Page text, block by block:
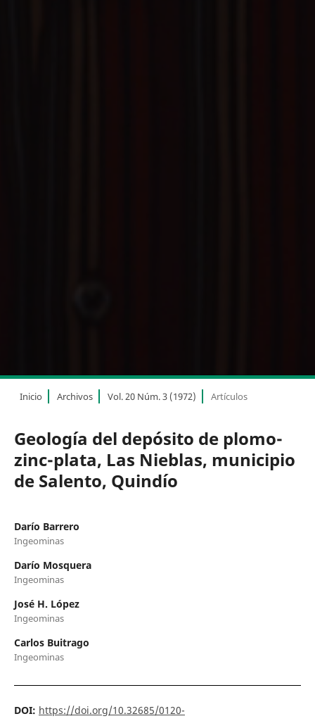
Inicio Archivos Vol. 20 Núm. 3 (1972) Artículos
Geología del depósito de plomo-
zinc-plata, Las Nieblas, municipio
de Salento, Quindío
Darío Barrero
Ingeominas
Darío Mosquera
Ingeominas
José H. López
Ingeominas
Carlos Buitrago
Ingeominas
DOI: https://doi.org/10.32685/0120-